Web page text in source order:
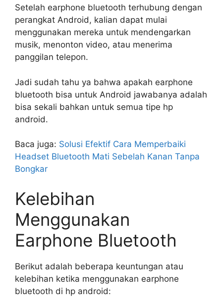
Setelah earphone bluetooth terhubung dengan
perangkat Android, kalian dapat mulai
menggunakan mereka untuk mendengarkan
musik, menonton video, atau menerima
panggilan telepon.
Jadi sudah tahu ya bahwa apakah earphone
bluetooth bisa untuk Android jawabanya adalah
bisa sekali bahkan untuk semua tipe hp
android.
Baca juga: Solusi Efektif Cara Memperbaiki
Headset Bluetooth Mati Sebelah Kanan Tanpa
Bongkar
Kelebihan
Menggunakan
Earphone Bluetooth
Berikut adalah beberapa keuntungan atau
kelebihan ketika menggunakan earphone
bluetooth di hp android: